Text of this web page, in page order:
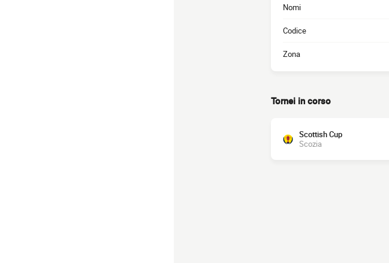
Nomi
Codice
Zona
Tornei in corso
Scottish Cup
Scozia